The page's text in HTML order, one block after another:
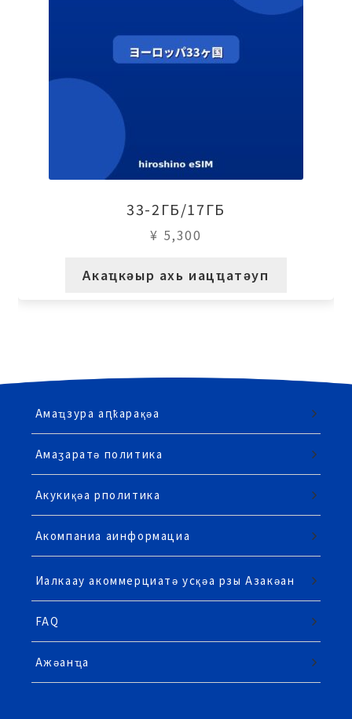
33-2ГБ/17ГБ
¥ 5,300
Акаҵкәыр ахь иацҵатәуп
Амаҵзура аԥҟарақәа
Амаӡаратә политика
Акукиқәа рполитика
Акомпаниа аинформациа
Иалкаау акоммерциатә усқәа рзы Азакәан
FAQ
Ажәанҵа